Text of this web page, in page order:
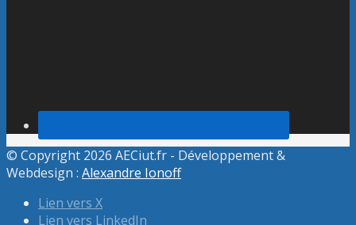
© Copyright 2026 AECiut.fr - Développement &
Webdesign : Alexandre Ionoff
Lien vers X
Lien vers LinkedIn